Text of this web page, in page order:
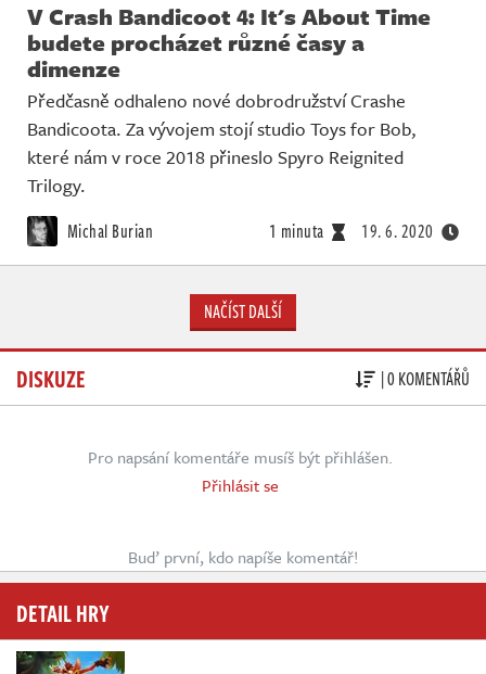
V Crash Bandicoot 4: It's About Time
budete procházet různé časy a
dimenze
Předčasně odhaleno nové dobrodružství Crashe
Bandicoota. Za vývojem stojí studio Toys for Bob,
které nám v roce 2018 přineslo Spyro Reignited
Trilogy.
Michal Burian 1 minuta 19. 6. 2020
NAČÍST DALŠÍ
DISKUZE | 0 KOMENTÁŘŮ
Pro napsání komentáře musíš být přihlášen.
Přihlásit se
Buď první, kdo napíše komentář!
DETAIL HRY